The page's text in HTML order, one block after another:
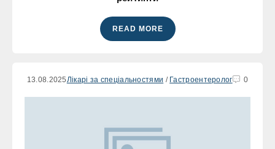
READ MORE
13.08.2025 Лікарі за спеціальностями / Гастроентеролог 0